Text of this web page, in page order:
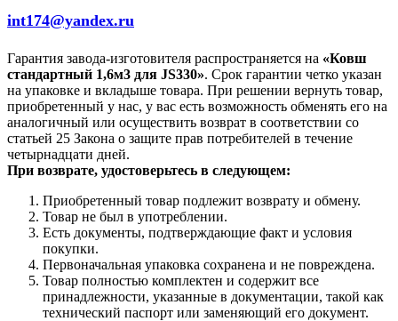
int174@yandex.ru
Гарантия завода-изготовителя распространяется на «Ковш
стандартный 1,6м3 для JS330». Срок гарантии четко указан
на упаковке и вкладыше товара. При решении вернуть товар,
приобретенный у нас, у вас есть возможность обменять его на
аналогичный или осуществить возврат в соответствии со
статьей 25 Закона о защите прав потребителей в течение
четырнадцати дней.
При возврате, удостоверьтесь в следующем:
Приобретенный товар подлежит возврату и обмену.
Товар не был в употреблении.
Есть документы, подтверждающие факт и условия
покупки.
Первоначальная упаковка сохранена и не повреждена.
Товар полностью комплектен и содержит все
принадлежности, указанные в документации, такой как
технический паспорт или заменяющий его документ.